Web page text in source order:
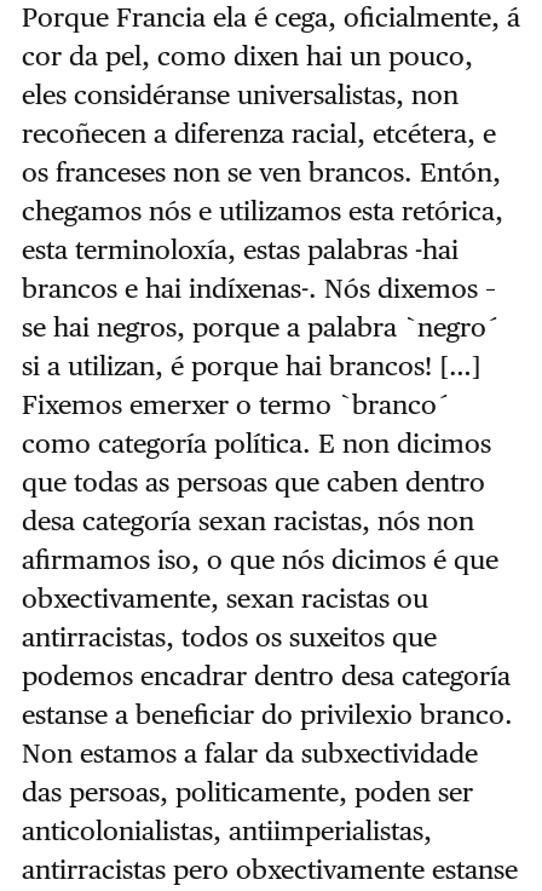
Porque Francia ela é cega, oficialmente, á
cor da pel, como dixen hai un pouco,
eles considéranse universalistas, non
recoñecen a diferenza racial, etcétera, e
os franceses non se ven brancos. Entón,
chegamos nós e utilizamos esta retórica,
esta terminoloxía, estas palabras -hai
brancos e hai indíxenas-. Nós dixemos –
se hai negros, porque a palabra `negro´
si a utilizan, é porque hai brancos! […]
Fixemos emerxer o termo `branco´
como categoría política. E non dicimos
que todas as persoas que caben dentro
desa categoría sexan racistas, nós non
afirmamos iso, o que nós dicimos é que
obxectivamente, sexan racistas ou
antirracistas, todos os suxeitos que
podemos encadrar dentro desa categoría
estanse a beneficiar do privilexio branco.
Non estamos a falar da subxectividade
das persoas, politicamente, poden ser
anticolonialistas, antiimperialistas,
antirracistas pero obxectivamente estanse